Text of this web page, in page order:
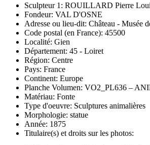
Sculpteur 1: ROUILLARD Pierre
Fondeur: VAL D'OSNE
Adresse ou lieu-dit: Château - Musée
Code postal (en France): 45500
Localité: Gien
Département: 45 - Loiret
Région: Centre
Pays: France
Continent: Europe
Planche Volumen: VO2_PL636 –
Matériau: Fonte
Type d'oeuvre: Sculptures animalières
Morphologie: statue
Année: 1875
Titulaire(s) et droits sur les photos: